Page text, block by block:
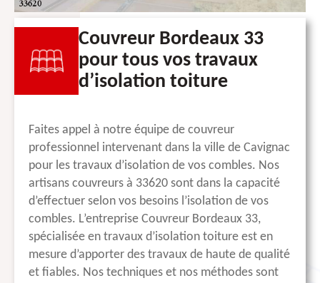
Couvreur Bordeaux 33
pour tous vos travaux
d’isolation toiture
Faites appel à notre équipe de couvreur
professionnel intervenant dans la ville de Cavignac
pour les travaux d’isolation de vos combles. Nos
artisans couvreurs à 33620 sont dans la capacité
d’effectuer selon vos besoins l’isolation de vos
combles. L’entreprise Couvreur Bordeaux 33,
spécialisée en travaux d’isolation toiture est en
mesure d’apporter des travaux de haute de qualité
et fiables. Nos techniques et nos méthodes sont